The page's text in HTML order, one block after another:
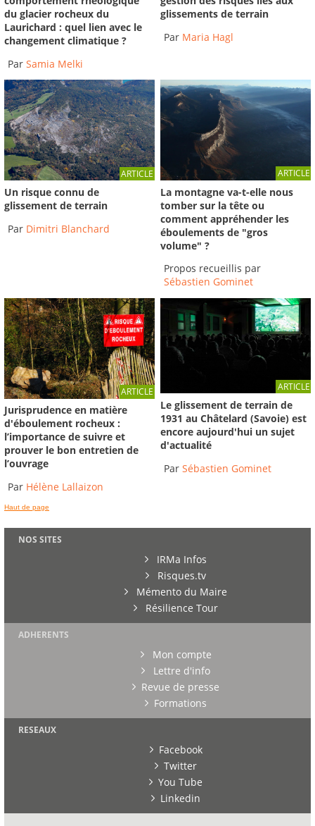
du glacier rocheux du
Laurichard : quel lien avec le
changement climatique ?
Par Samia Melki
glissements de terrain
Par Maria Hagl
ARTICLE
Un risque connu de
glissement de terrain
Par Dimitri Blanchard
ARTICLE
La montagne va-t-elle nous
tomber sur la tête ou
comment appréhender les
éboulements de "gros
volume" ?
Propos recueillis par
Sébastien Gominet
ARTICLE
Jurisprudence en matière
d'éboulement rocheux :
l’importance de suivre et
prouver le bon entretien de
l’ouvrage
Par Hélène Lallaizon
ARTICLE
Le glissement de terrain de
1931 au Châtelard (Savoie) est
encore aujourd'hui un sujet
d'actualité
ParSébastien Gominet
Haut de page
NOS SITES
IRMa Infos
Risques.tv
Mémento du Maire
Résilience Tour
ADHERENTS
Mon compte
Lettre d'info
Revue de presse
Formations
RESEAUX
Facebook
Twitter
You Tube
Linkedin